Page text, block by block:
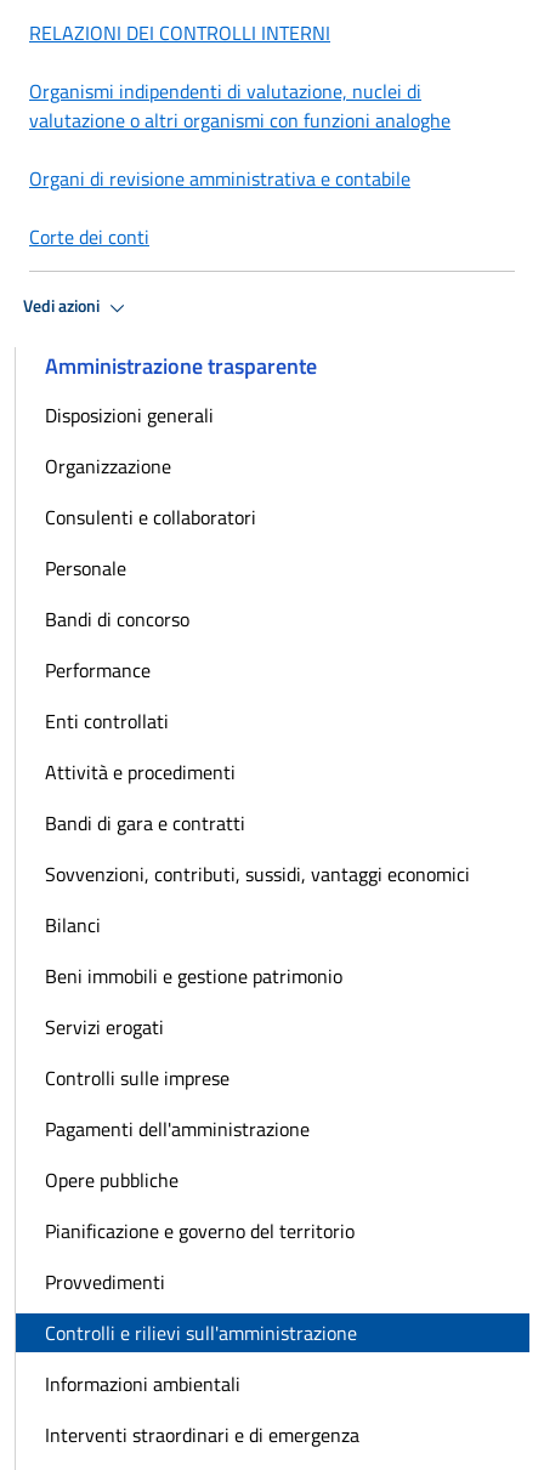
RELAZIONI DEI CONTROLLI INTERNI
Organismi indipendenti di valutazione, nuclei di
valutazione o altri organismi con funzioni analoghe
Organi di revisione amministrativa e contabile
Corte dei conti
Vedi azioni
Amministrazione trasparente
Disposizioni generali
Organizzazione
Consulenti e collaboratori
Personale
Bandi di concorso
Performance
Enti controllati
Attività e procedimenti
Bandi di gara e contratti
Sovvenzioni, contributi, sussidi, vantaggi economici
Bilanci
Beni immobili e gestione patrimonio
Servizi erogati
Controlli sulle imprese
Pagamenti dell'amministrazione
Opere pubbliche
Pianificazione e governo del territorio
Provvedimenti
Controlli e rilievi sull'amministrazione
Informazioni ambientali
Interventi straordinari e di emergenza